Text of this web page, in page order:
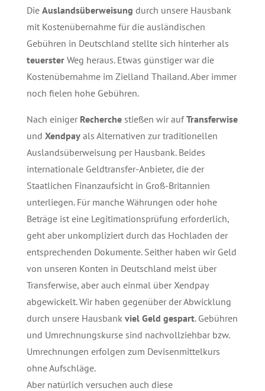
Die Auslandsüberweisung durch unsere Hausbank
mit Kostenübernahme für die ausländischen
Gebühren in Deutschland stellte sich hinterher als
teuersterWeg heraus. Etwas günstiger war die
Kostenübernahme im Zielland Thailand. Aber immer
noch fielen hohe Gebühren.
Nach einiger Recherchestießen wir aufTransferwise
und Xendpayals Alternativen zur traditionellen
Auslandsüberweisung per Hausbank. Beides
internationale Geldtransfer-Anbieter, die der
Staatlichen Finanzaufsicht in Groß-Britannien
unterliegen. Für manche Währungen oder hohe
Beträge ist eine Legitimationsprüfung erforderlich,
geht aber unkompliziert durch das Hochladen der
entsprechenden Dokumente. Seither haben wir Geld
von unseren Konten in Deutschland meist über
Transferwise, aber auch einmal über Xendpay
abgewickelt. Wir haben gegenüber der Abwicklung
durch unsere Hausbank viel Geld gespart. Gebühren
und Umrechnungskurse sind nachvollziehbar bzw.
Umrechnungen erfolgen zum Devisenmittelkurs
ohne Aufschläge.
Aber natürlich versuchen auch diese